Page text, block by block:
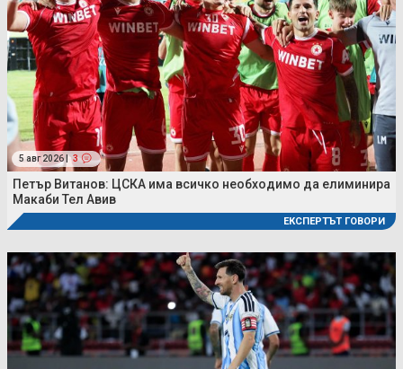
5 авг 2026 | 3
Петър Витанов: ЦСКА има всичко необходимо да елиминира
Макаби Тел Авив
ЕКСПЕРТЪТ ГОВОРИ